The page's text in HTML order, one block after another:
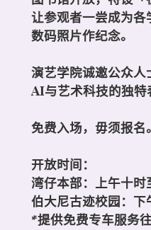
让参观者一尝成为各
数码照片作纪念。
演艺学院诚邀公众人
AI与艺术科技的独特
免费入场，毋须报名
开放时间：
湾仔本部：上午十时
伯大尼古迹校园：
*提供免费专车服务